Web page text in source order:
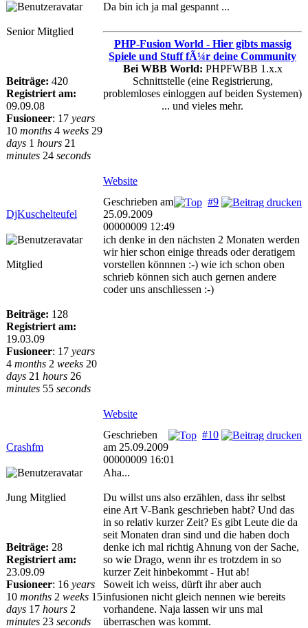
Senior Mitglied
Beiträge: 420
Registriert am:
09.09.08
Fusioneer: 17 years
10 months 4 weeks 29
days 1 hours 21
minutes 24 seconds
Da bin ich ja mal gespannt ...
PHP-Fusion World - Hier gibts massig
Spiele und Stuff fÃ¼r deine Community
Bei WBB World: PHPFWBB 1.x.x
Schnittstelle (eine Registrierung,
problemloses einloggen auf beiden Systemen)
... und vieles mehr.
Website
DjKuschelteufel
#9
Geschrieben am
25.09.2009
00000009 12:49
Mitglied
Beiträge: 128
Registriert am:
19.03.09
Fusioneer: 17 years
4 months 2 weeks 20
days 21 hours 26
minutes 55 seconds
ich denke in den nächsten 2 Monaten werden
wir hier schon einige threads oder deratigem
vorstellen könnnen :-) wie ich schon oben
schrieb können sich auch gernen andere
coder uns anschliessen :-)
Website
Crashfm
#10
Geschrieben
am 25.09.2009
00000009 16:01
Jung Mitglied
Beiträge: 28
Registriert am:
23.09.09
Fusioneer: 16 years
10 months 2 weeks 15
days 17 hours 2
minutes 23 seconds
Aha...
Du willst uns also erzählen, dass ihr selbst
eine Art V-Bank geschrieben habt? Und das
in so relativ kurzer Zeit? Es gibt Leute die da
seit Monaten dran sind und die haben doch
denke ich mal richtig Ahnung von der Sache,
so wie Drago, wenn ihr es trotzdem in so
kurzer Zeit hinbekommt - Hut ab!
Soweit ich weiss, dürft ihr aber auch
infusionen nicht gleich nennen wie bereits
vorhandene. Naja lassen wir uns mal
überraschen was kommt.